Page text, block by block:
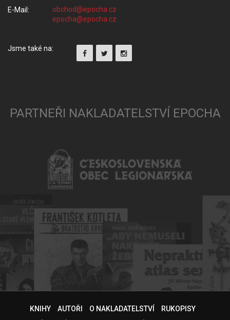
E-Mail:
Jsme také na:
PARTNEŘI NAKLADATELSTVÍ EPOCHA
KNIHY AUTOŘI O NAKLADATELSTVÍ RUKOPISY